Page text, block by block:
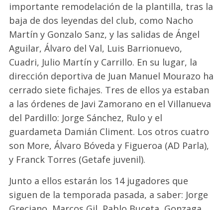
importante remodelación de la plantilla, tras la
baja de dos leyendas del club, como Nacho
Martín y Gonzalo Sanz, y las salidas de Ángel
Aguilar, Álvaro del Val, Luis Barrionuevo,
Cuadri, Julio Martín y Carrillo. En su lugar, la
dirección deportiva de Juan Manuel Mourazo ha
cerrado siete fichajes. Tres de ellos ya estaban
a las órdenes de Javi Zamorano en el Villanueva
del Pardillo: Jorge Sánchez, Rulo y el
guardameta Damián Climent. Los otros cuatro
son More, Álvaro Bóveda y Figueroa (AD Parla),
y Franck Torres (Getafe juvenil).
Junto a ellos estarán los 14 jugadores que
siguen de la temporada pasada, a saber: Jorge